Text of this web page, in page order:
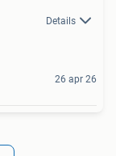
Details
26 apr 26